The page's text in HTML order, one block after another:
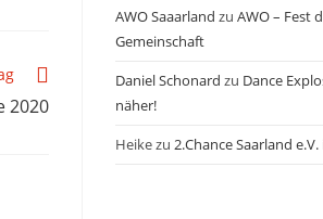
2020
AWO Saaarland zu AWO – Fest
Gemeinschaft
Daniel Schonard zu Dance
näher!
Heikezu 2.Chance Saarland